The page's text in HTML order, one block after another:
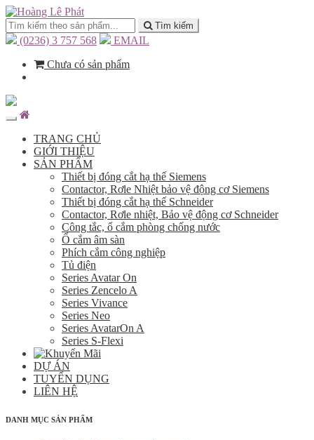
Tìm kiếm
(0236) 3 757 568
EMAIL
Chưa có sản phẩm
TRANG CHỦ
GIỚI THIỆU
SẢN PHẨM
Thiết bị đóng cắt hạ thế Siemens
Contactor, Rơle Nhiệt bảo vệ động cơ Siemens
Thiết bị đóng cắt hạ thế Schneider
Contactor, Rơle nhiệt, Bảo vệ động cơ Schneider
Công tắc, ổ cắm phòng chống nước
Ổ cắm âm sàn
Phích cắm công nghiệp
Tủ điện
Series Avatar On
Series Zencelo A
Series Vivance
Series Neo
Series AvatarOn A
Series S-Flexi
DỰ ÁN
TUYỂN DỤNG
LIÊN HỆ
DANH MỤC SẢN PHẨM